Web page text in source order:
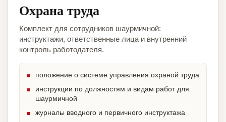
Охрана труда
Комплект для сотрудников шаурмичной:
инструктажи, ответственные лица и внутренний
контроль работодателя.
положение о системе управления охраной труда
инструкции по должностям и видам работ для
шаурмичной
журналы вводного и первичного инструктажа